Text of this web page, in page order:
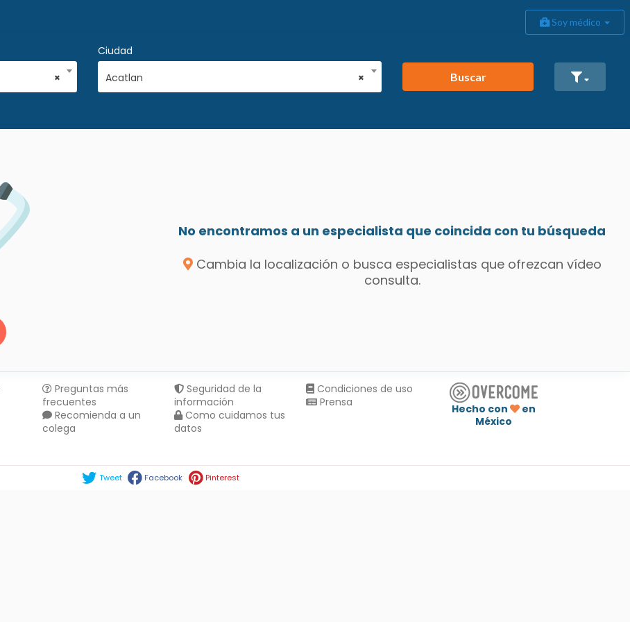
Soy médico
×
Ciudad
×
Acatlan Buscar
No encontramos a un especialista que coincida con tu búsqueda
Cambia la localización o busca especialistas que ofrezcan vídeo
consulta.
Preguntas más
frecuentes
Recomienda a un
colega
Seguridad de la
información
Como cuidamos tus
datos
Condiciones de uso
Prensa
Hecho con
en
México
Tweet Facebook Pinterest